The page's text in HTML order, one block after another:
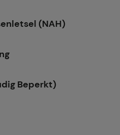
(NAH)
Beperkt)